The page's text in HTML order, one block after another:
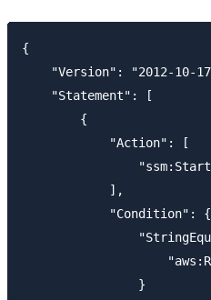
{
"Version": "2012-10-
    "Statement": [
        {
            "Action": [
            ],
            "Condition": {
                }